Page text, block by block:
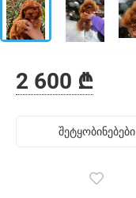
2 600 ₾
შეტყობინებები